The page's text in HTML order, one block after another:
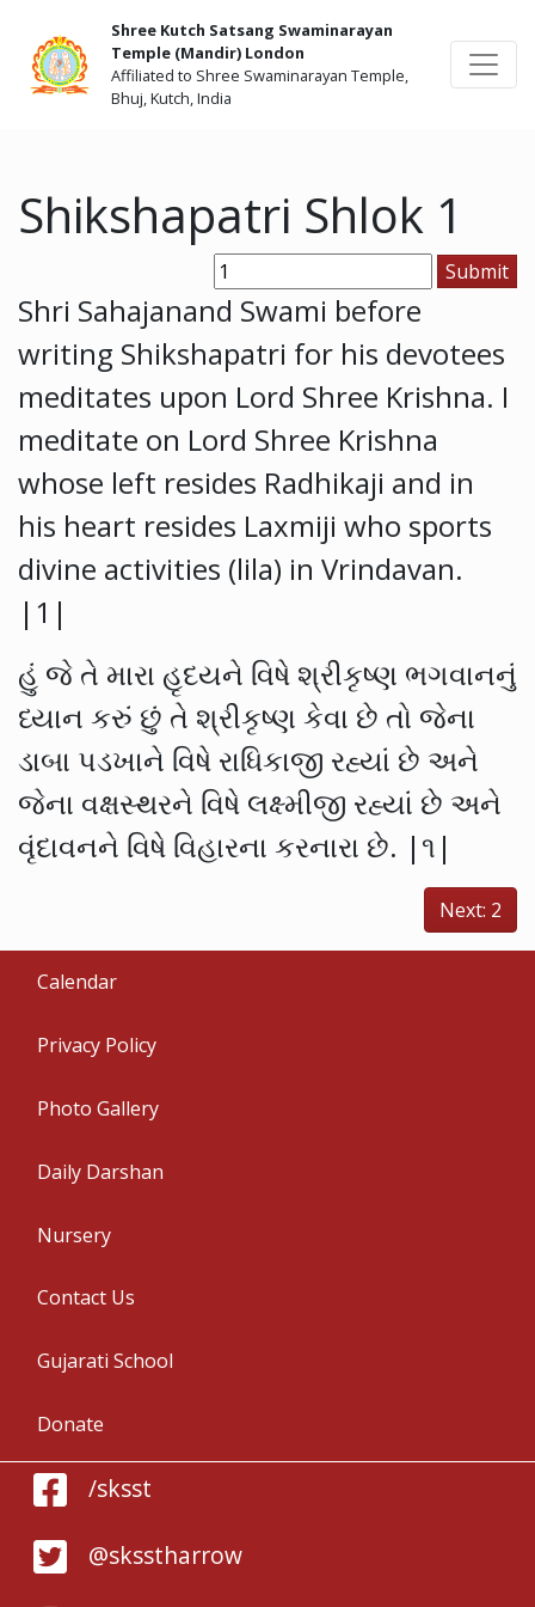
Shree Kutch Satsang Swaminarayan
Temple (Mandir) London
Affiliated to Shree Swaminarayan Temple,
Bhuj, Kutch, India
Shikshapatri Shlok 1
Shri Sahajanand Swami before
writing Shikshapatri for his devotees
meditates upon Lord Shree Krishna. I
meditate on Lord Shree Krishna
whose left resides Radhikaji and in
his heart resides Laxmiji who sports
divine activities (lila) in Vrindavan.
|1|
હું જે તે મારા હૃદયને વિષે શ્રીકૃષ્ણ ભગવાનનું
ધ્યાન કરું છું તે શ્રીકૃષ્ણ કેવા છે તો જેના
ડાબા પડખાને વિષે રાધિકાજી રહ્યાં છે અને
જેના વક્ષસ્થરને વિષે લક્ષ્મીજી રહ્યાં છે અને
વૃંદાવનને વિષે વિહારના કરનારા છે. |૧|
Next: 2
Calendar
Privacy Policy
Photo Gallery
Daily Darshan
Nursery
Contact Us
Gujarati School
Donate
/sksst
@sksstharrow